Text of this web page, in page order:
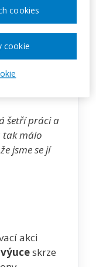
šetří práci a
tak málo
jsme se jí
akci
skrze
cookies
cookie